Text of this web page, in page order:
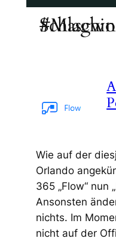
Wie auf der
Orlando
365 „Flow“ nun
Ansonsten
nichts. Im
nicht auf der